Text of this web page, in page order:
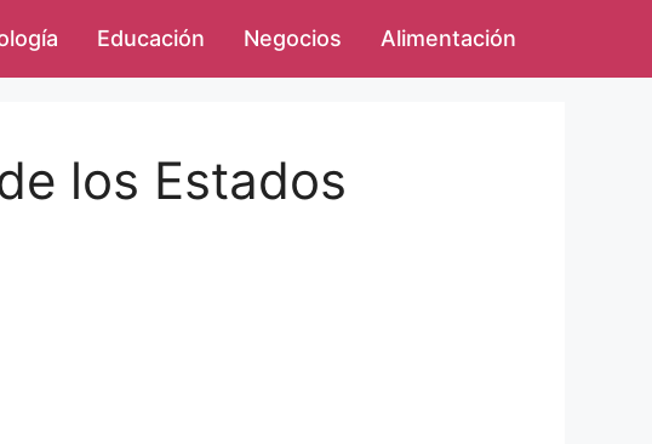
Educación Negocios Alimentación
los Estados